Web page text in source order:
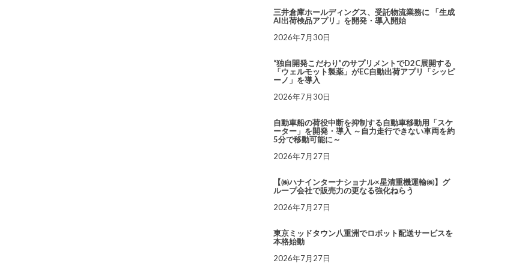
三井倉庫ホールディングス、受託物流業務に 「生成
AI出荷検品アプリ」を開発・導入開始
2026年7月30日
“独自開発こだわり”のサプリメントでD2C展開する
「ウェルモット製薬」がEC自動出荷アプリ「シッピ
ーノ」を導入
2026年7月30日
自動車船の荷役中断を抑制する自動車移動用「スケ
ーター」を開発・導入 ～自力走行できない車両を約
5分で移動可能に～
2026年7月27日
【㈱ハナインターナショナル×星清重機運輸㈱】グ
ループ会社で販売力の更なる強化ねらう
2026年7月27日
東京ミッドタウン八重洲でロボット配送サービスを
本格始動
2026年7月27日